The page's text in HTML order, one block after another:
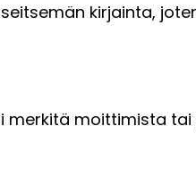
kirjainta,
merkitä moittimista